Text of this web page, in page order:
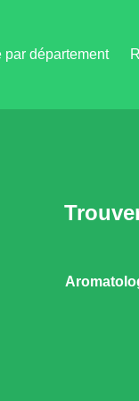
par département